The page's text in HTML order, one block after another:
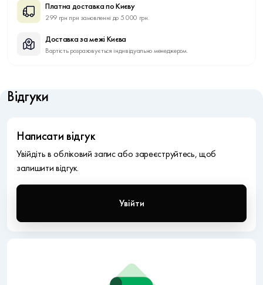
Платна доставка по Києву
299 грн при замовленні до 5 000 грн.
Доставка за межі Києва
Вартість розраховується індивідуально менеджером.
Відгуки
Написати відгук
Увійдіть в обліковий запис або зареєструйтесь, щоб
залишити відгук.
Увійти